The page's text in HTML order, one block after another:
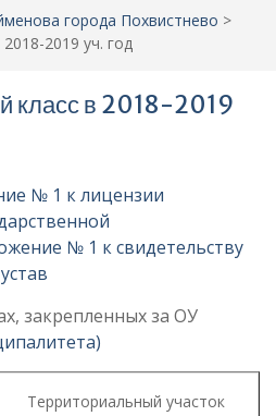
города Похвистнево >
2019 уч. год
класс в 2018-2019
№ 1 к лицензии
№ 1 к свидетельству
закрепленных за ОУ
Территориальный участок